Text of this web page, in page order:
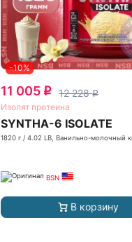
-10%
11 005 q 12 228q
Изолят протеина
SYNTHA-6 ISOLATE
1820 г / 4.02 LB, Ванильно-молочный
BSN
В корзину